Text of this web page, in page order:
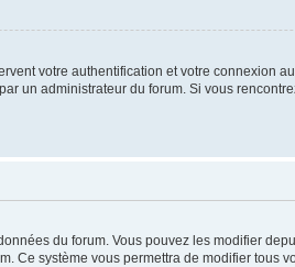
votre authentification et votre connexion
un administrateur du forum. Si vous
du forum. Vous pouvez les modifier
Ce système vous permettra de modifier tous